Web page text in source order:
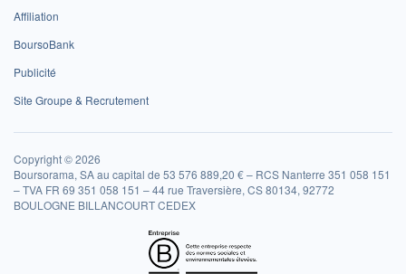
Affiliation
BoursoBank
Publicité
Site Groupe & Recrutement
Copyright © 2026
Boursorama, SA au capital de 53 576 889,20 € – RCS Nanterre 351 058 151
– TVA FR 69 351 058 151 – 44 rue Traversière, CS 80134, 92772
BOULOGNE BILLANCOURT CEDEX